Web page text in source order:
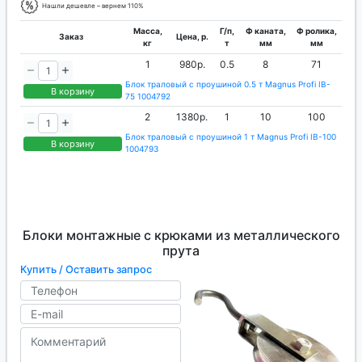
Нашли дешевле – вернем 110%
Заказ
Масса,
кг
Цена, р.
Г/п,
т
Ф каната,
мм
Ф ролика,
мм
В корзину
1 980р. 0.5 8 71
Блок траловый с проушиной 0.5 т Magnus Profi IB-
75 1004792
В корзину
2 1380р. 1 10 100
Блок траловый с проушиной 1 т Magnus Profi IB-100
1004793
Блоки монтажные с крюками из металлического
прута
Купить / Оставить запрос